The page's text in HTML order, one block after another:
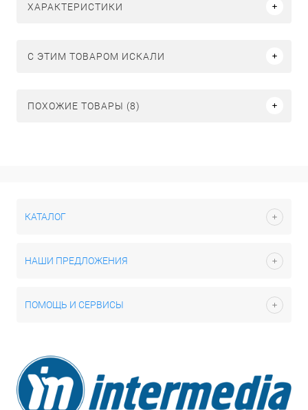
ХАРАКТЕРИСТИКИ
C ЭТИМ ТОВАРОМ ИСКАЛИ
ПОХОЖИЕ ТОВАРЫ (8)
КАТАЛОГ
НАШИ ПРЕДЛОЖЕНИЯ
ПОМОЩЬ И СЕРВИСЫ